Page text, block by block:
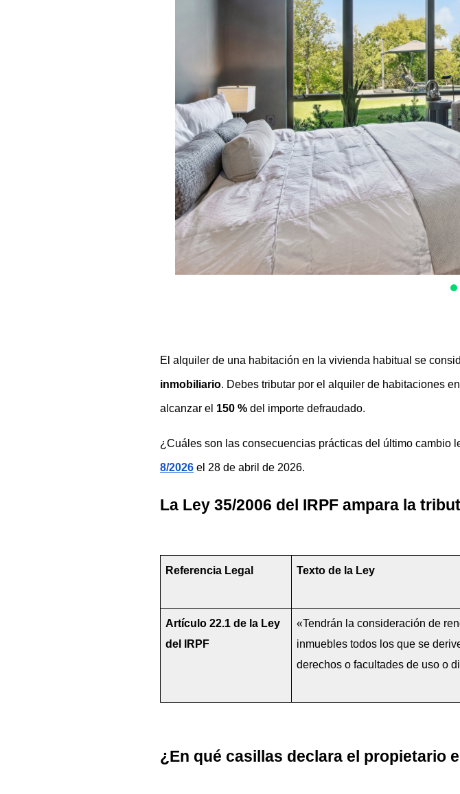
El alquiler de una habitación en la vivienda habitual se
inmobiliario. Debes tributar por el alquiler de habitaciones
alcanzar el 150 % del importe defraudado.
¿Cuáles son las consecuencias prácticas del último cambio
8/2026 el 28 de abril de 2026.
La Ley 35/2006 del IRPF ampara la
Referencia Legal Texto de la Ley
Artículo 22.1 de la Ley
del IRPF
«Tendrán la consideración de
inmuebles todos los que se
derechos o facultades de uso o
¿En qué casillas declara el propietario